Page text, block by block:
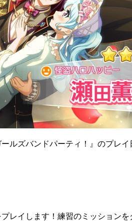
ルズバンドパーティ！』のプレイ
レイします！練習のミッション